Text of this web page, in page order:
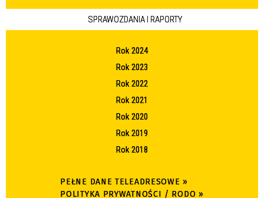
SPRAWOZDANIA I RAPORTY
Rok 2024
Rok 2023
Rok 2022
Rok 2021
Rok 2020
Rok 2019
Rok 2018
PEŁNE DANE TELEADRESOWE »
POLITYKA PRYWATNOŚCI / RODO »